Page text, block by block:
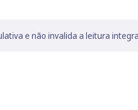
e não invalida a leitura